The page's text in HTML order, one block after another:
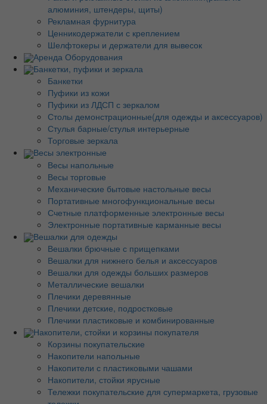
алюминия, штендеры, щиты)
Рекламная фурнитура
Ценникодержатели с креплением
Шелфтокеры и держатели для вывесок
Аренда Оборудования
Банкетки, пуфики и зеркала
Банкетки
Пуфики из кожи
Пуфики из ЛДСП с зеркалом
Столы демонстрационные(для одежды и аксессуаров)
Стулья барные/стулья интерьерные
Торговые зеркала
Весы электронные
Весы напольные
Весы торговые
Механические бытовые настольные весы
Портативные многофункциональные весы
Счетные платформенные электронные весы
Электронные портативные карманные весы
Вешалки для одежды
Вешалки брючные с прищепками
Вешалки для нижнего белья и аксессуаров
Вешалки для одежды больших размеров
Металлические вешалки
Плечики деревянные
Плечики детские, подростковые
Плечики пластиковые и комбинированные
Накопители, стойки и корзины покупателя
Корзины покупательские
Накопители напольные
Накопители с пластиковыми чашами
Накопители, стойки ярусные
Тележки покупательские для супермаркета, грузовые